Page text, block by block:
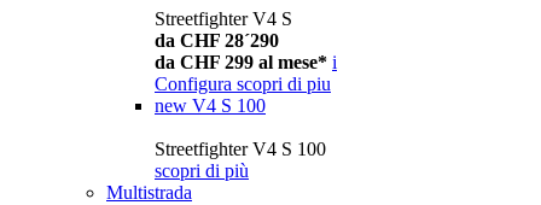
Streetfighter V4 S
da CHF 28´290
da CHF 299 al mese* i
Configura scopri di piu
new V4 S 100
Streetfighter V4 S 100
scopri di più
Multistrada